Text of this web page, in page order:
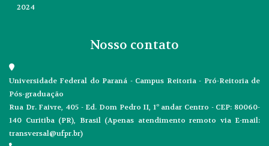
2024
Nosso contato
Universidade Federal do Paraná - Campus Reitoria - Pró-Reitoria de
Pós-graduação
Rua Dr. Faivre, 405 - Ed. Dom Pedro II, 1º andar Centro - CEP: 80060-
140 Curitiba (PR), Brasil (Apenas atendimento remoto via E-mail:
transversal@ufpr.br)